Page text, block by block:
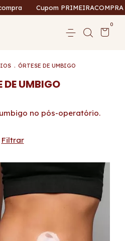
Cupom PRIMEIRACOMPRA
0
. ÓRTESE DE UMBIGO
DE UMBIGO
no pós-operatório.
Filtrar